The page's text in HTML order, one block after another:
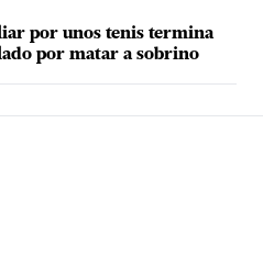
por unos tenis termina
por matar a sobrino